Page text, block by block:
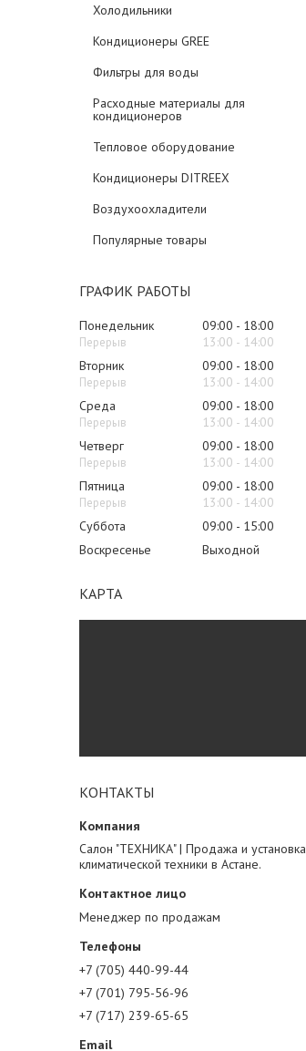
Холодильники
Кондиционеры GREE
Фильтры для воды
Расходные материалы для
кондиционеров
Тепловое оборудование
Кондиционеры DITREEX
Воздухоохладители
Популярные товары
ГРАФИК РАБОТЫ
Понедельник 09:00
18:00
13:00
14:00
Вторник
09:00
18:00
13:00
14:00
Среда
09:00
18:00
13:00
14:00
Четверг
09:00
18:00
13:00
14:00
Пятница
09:00
18:00
13:00
14:00
Суббота
09:00
15:00
Воскресенье
Выходной
КАРТА
КОНТАКТЫ
Салон "ТЕХНИКА" | Продажа и установка
климатической техники в Астане.
Менеджер по продажам
+7 (705) 440-99-44
+7 (701) 795-56-96
+7 (717) 239-65-65